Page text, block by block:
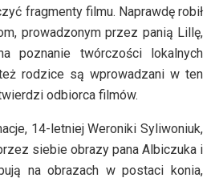
fragmenty filmu. Naprawdę robił
prowadzonym przez panią Lillę,
poznanie twórczości lokalnych
rodzice są wprowadzani w ten
odbiorca filmów.
14-letniej Weroniki Syliwoniuk,
siebie obrazy pana Albiczuka i
na obrazach w postaci konia,